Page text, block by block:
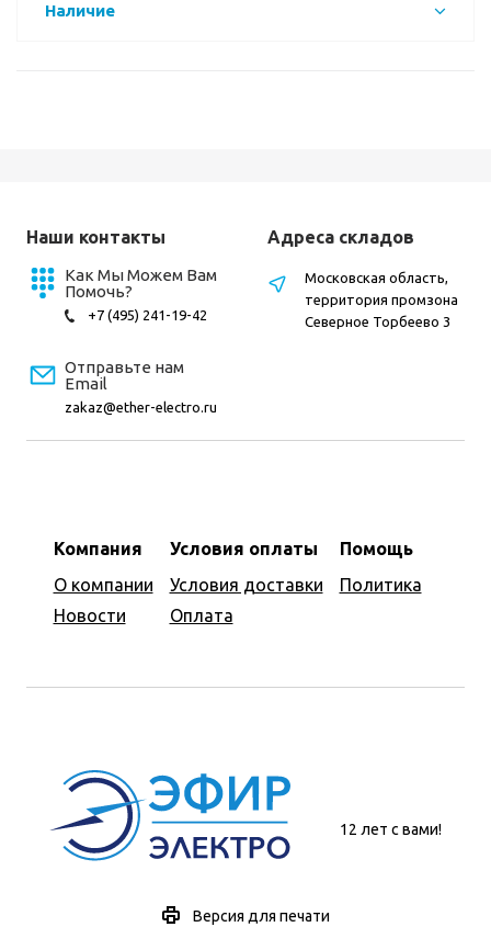
Наличие
Наши контакты
Как Мы Можем Вам
Помочь?
+7 (495) 241-19-42
Отправьте нам
Email
zakaz@ether-electro.ru
Компания
О компании
Новости
Условия оплаты
Условия доставки
Оплата
Помощь
Политика
Адреса складов
Московская область,
территория промзона
Северное Торбеево 3
12 лет с вами!
Версия для печати